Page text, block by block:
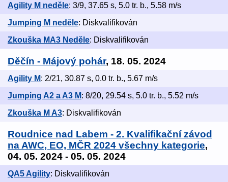
Agility M neděle: 3/9, 37.65 s, 5.0 tr. b., 5.58 m/s
Jumping M neděle: Diskvalifikován
Zkouška MA3 Neděle: Diskvalifikován
Děčín - Májový pohár, 18. 05. 2024
Agility M: 2/21, 30.87 s, 0.0 tr. b., 5.67 m/s
Jumping A2 a A3 M: 8/20, 29.54 s, 5.0 tr. b., 5.52 m/s
Zkouška M A3: Diskvalifikován
Roudnice nad Labem - 2. Kvalifikační závod
na AWC, EO, MČR 2024 všechny kategorie,
04. 05. 2024 - 05. 05. 2024
QA5 Agility: Diskvalifikován